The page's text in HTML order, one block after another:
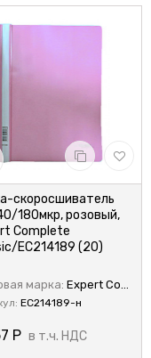
скоросшиватель
180мкр, розовый,
Complete
EC214189 (20)
марка: Expert Complete
EC214189-н
Р в т.ч. НДС